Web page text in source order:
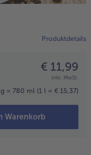
Produktdetails
€ 11,99
inkl. MwSt.
= 780 ml (1 l = € 15,37)
Warenkorb